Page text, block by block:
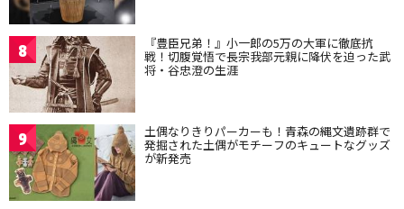
8 『豊臣兄弟！』小一郎の5万の大軍に徹底抗
戦！切腹覚悟で長宗我部元親に降伏を迫った武
将・谷忠澄の生涯
9 土偶なりきりパーカーも！青森の縄文遺跡群で
発掘された土偶がモチーフのキュートなグッズ
が新発売